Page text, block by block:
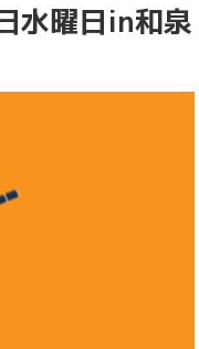
水曜日in和泉